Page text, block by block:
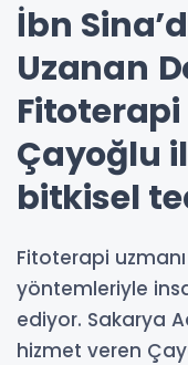
İbn
Uzanan
Fitoterapi
Çayoğlu
bitkisel
Fitoterapi
yöntemleriyle
ediyor. Sakarya
hizmet veren